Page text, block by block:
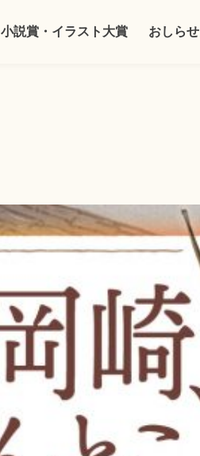
小説賞・イラスト大賞 おしらせ